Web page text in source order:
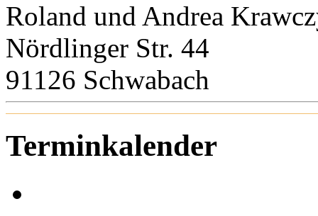
Roland und Andrea
Nördlinger Str. 44
91126 Schwabach
Terminkalender